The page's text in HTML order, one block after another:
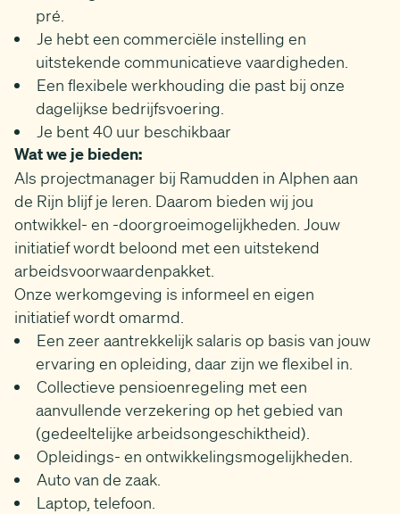
pré.
Je hebt een commerciële instelling en
uitstekende communicatieve vaardigheden.
Een flexibele werkhouding die past bij onze
dagelijkse bedrijfsvoering.
Je bent 40 uur beschikbaar
Wat we je bieden:
Als projectmanager bij Ramudden in Alphen aan
de Rijn blijf je leren. Daarom bieden wij jou
ontwikkel- en -doorgroeimogelijkheden. Jouw
initiatief wordt beloond met een uitstekend
arbeidsvoorwaardenpakket.
Onze werkomgeving is informeel en eigen
initiatief wordt omarmd.
Een zeer aantrekkelijk salaris op basis van jouw
ervaring en opleiding, daar zijn we flexibel in.
Collectieve pensioenregeling met een
aanvullende verzekering op het gebied van
(gedeeltelijke arbeidsongeschiktheid).
Opleidings- en ontwikkelingsmogelijkheden.
Auto van de zaak.
Laptop, telefoon.